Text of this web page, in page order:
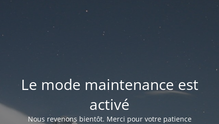
Le mode maintenance est
activé
Nous revenons bientôt. Merci pour votre patience